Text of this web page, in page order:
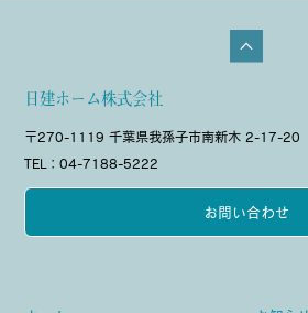
日建ホーム株式会社
〒270-1119 千葉県我孫子市南新木 2-17-20
TEL：04-7188-5222
お問い合わせ